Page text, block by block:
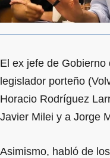
El ex jefe de
legislador porteño
Horacio Rodríguez
Javier Milei y a Jorge
Asimismo, habló de